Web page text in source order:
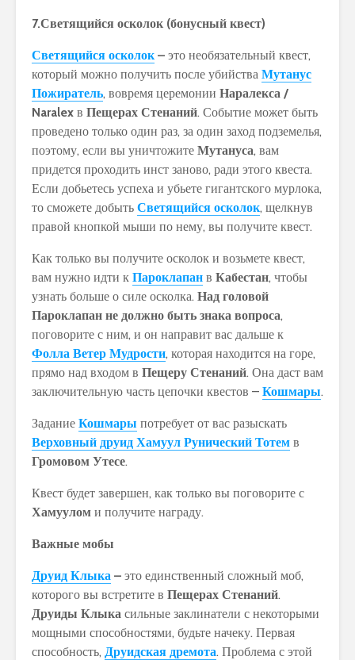
7.Светящийся осколок (бонусный квест)
Светящийся осколок – это необязательный квест,
который можно получить после убийства Мутанус
Пожиратель, вовремя церемонии Наралекса /
Naralex в Пещерах Стенаний. Событие может быть
проведено только один раз, за один заход подземелья,
поэтому, если вы уничтожите Мутануса, вам
придется проходить инст заново, ради этого квеста.
Если добьетесь успеха и убьете гигантского мурлока,
то сможете добыть Светящийся осколок, щелкнув
правой кнопкой мыши по нему, вы получите квест.
Как только вы получите осколок и возьмете квест,
вам нужно идти к Пароклапан в Кабестан, чтобы
узнать больше о силе осколка. Над головой
Пароклапан не должно быть знака вопроса,
поговорите с ним, и он направит вас дальше к
Фолла Ветер Мудрости, которая находится на горе,
прямо над входом в Пещеру Стенаний. Она даст вам
заключительную часть цепочки квестов – Кошмары.
Задание Кошмары потребует от вас разыскать
Верховный друид Хамуул Рунический Тотем в
Громовом Утесе.
Квест будет завершен, как только вы поговорите с
Хамуулом и получите награду.
Важные мобы
Друид Клыка – это единственный сложный моб,
которого вы встретите в Пещерах Стенаний.
Друиды Клыка сильные заклинатели с некоторыми
мощными способностями, будьте начеку. Первая
способность, Друидская дремота. Проблема с этой